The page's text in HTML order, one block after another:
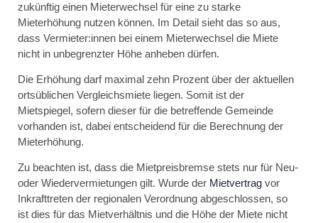
zukünftig einen Mieterwechsel für eine zu starke
Mieterhöhung nutzen können. Im Detail sieht das so aus,
dass Vermieter:innen bei einem Mieterwechsel die Miete
nicht in unbegrenzter Höhe anheben dürfen.
Die Erhöhung darf maximal zehn Prozent über der aktuellen
ortsüblichen Vergleichsmiete liegen. Somit ist der
Mietspiegel, sofern dieser für die betreffende Gemeinde
vorhanden ist, dabei entscheidend für die Berechnung der
Mieterhöhung.
Zu beachten ist, dass die Mietpreisbremse stets nur für Neu-
oder Wiedervermietungen gilt. Wurde der Mietvertrag vor
Inkrafttreten der regionalen Verordnung abgeschlossen, so
ist dies für das Mietverhältnis und die Höhe der Miete nicht